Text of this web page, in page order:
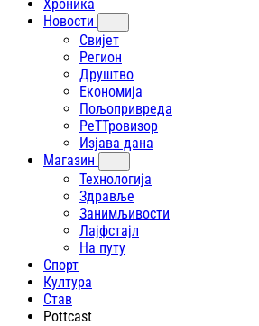
Хроника
Новости
Свијет
Регион
Друштво
Економија
Пољопривреда
РеТТровизор
Изјава дана
Магазин
Технологија
Здравље
Занимљивости
Лајфстajл
На путу
Спорт
Култура
Став
Pottcast